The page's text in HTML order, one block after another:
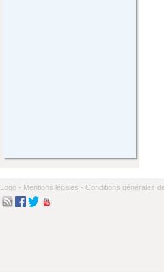
Logo - Mentions légales - Conditions générales